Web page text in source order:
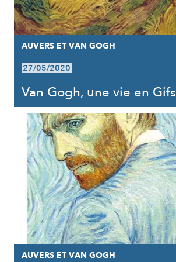
AUVERS ET VAN GOGH
27/05/2020
Van Gogh, une vie en Gifs
AUVERS ET VAN GOGH